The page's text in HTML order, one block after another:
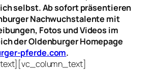
selbst. Ab sofort präsentieren
Nachwuchstalente mit
Fotos und Videos im
der Oldenburger Homepage
pferde.com.